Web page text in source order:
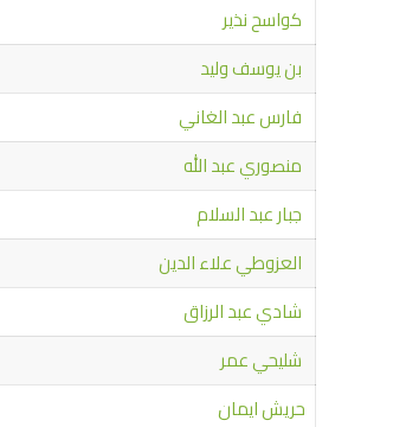
كواسح نذير
بن يوسف وليد
فارس عبد الغاني
منصوري عبد الله
جبار عبد السلام
العزوطي علاء الدين
شادي عبد الرزاق
شليحي عمر
حريش ايمان